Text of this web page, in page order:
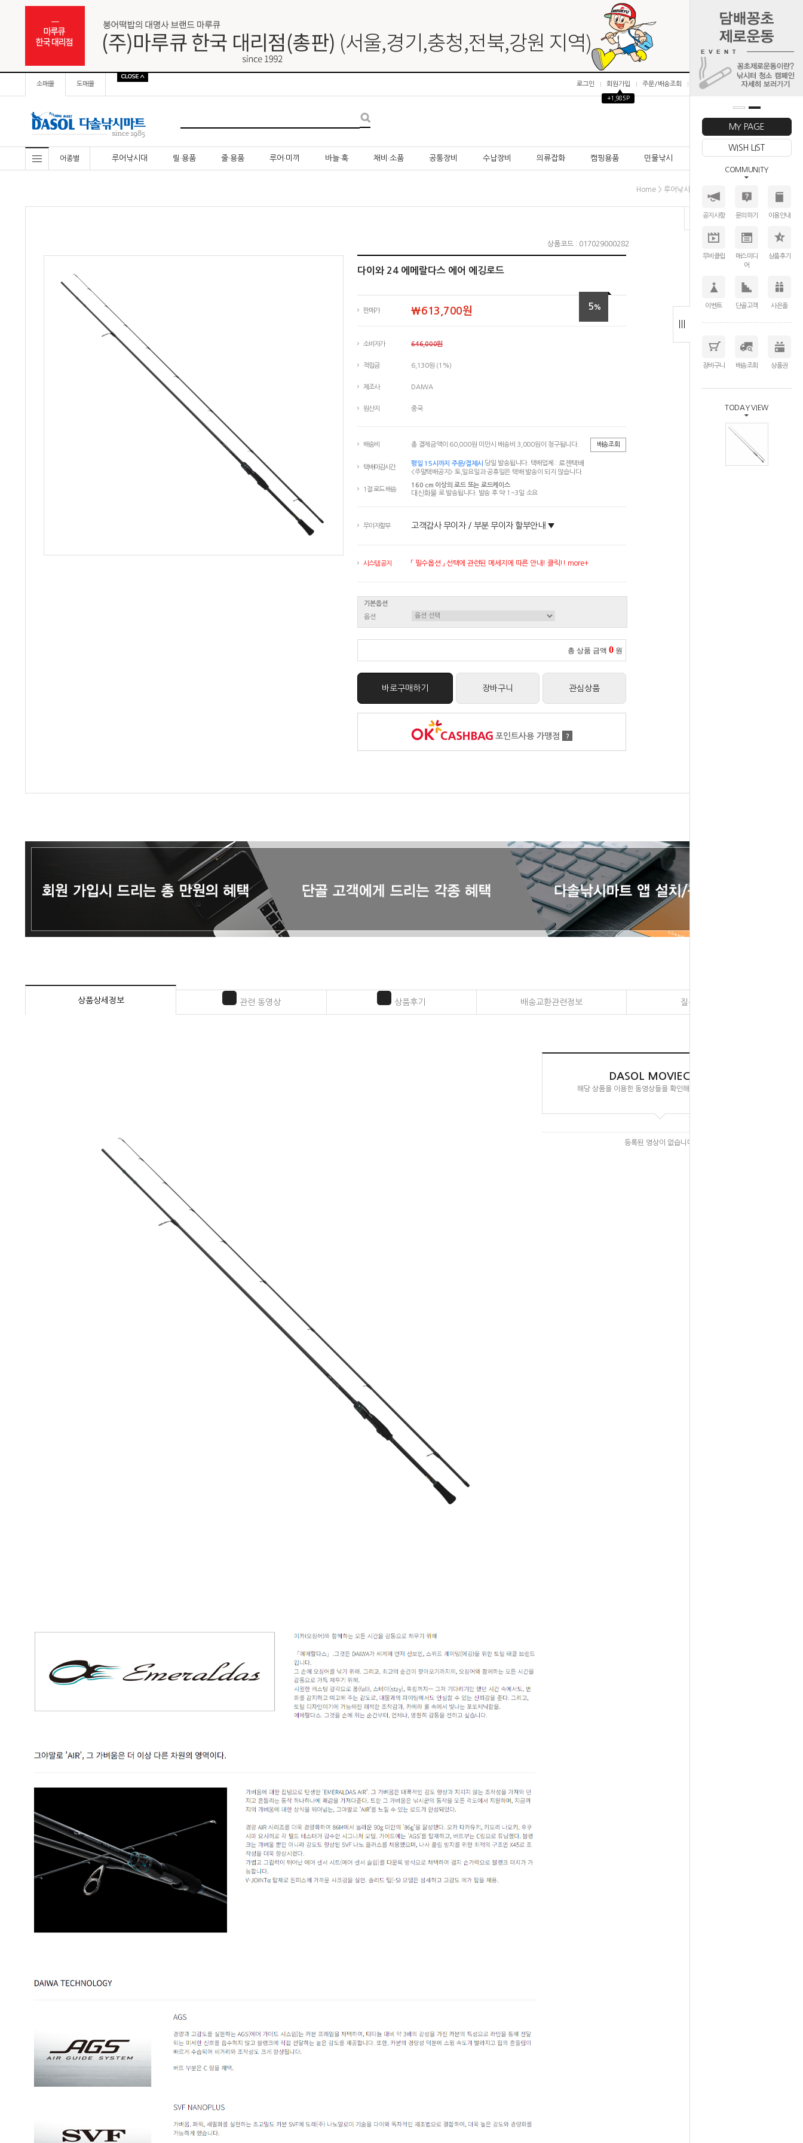
MY PAGE
WISH LIST
COMMUNITY
공지사항 문의하기 이용안내
무비클립
매스미디
어
상품후기
이벤트 단골고객 사은품
장바구니 배송조회 상품권
TODAY VIEW
소매몰 도매몰 로그인 회원가입
▲
+1,985P
주문/배송조회 마이페이지
어종별 루어낚시대 릴·용품 줄·용품 루어·미끼 바늘·훅 채비·소품 공통장비 수납장비 의류잡화 캠핑용품 민물낚시 바다낚시
Home > 루어낚시대
상품코드 : 017029000282
다이와 24 에메랄다스 에어 에깅로드
판매가 ￦613,700원 5%
소비자가 646,000원
적립금 6,130원 (1%)
제조사 DAIWA
원산지 중국
배송비 총 결제금액이 60,000원 미만시 배송비 3,000원이 청구됩니다. 배송조회
택배마감시간
평일 15시까지 주문/결제시 당일 발송됩니다. 택배업체 : 로젠택배
<주말택배공지> 토,일요일과 공휴일은 택배 발송이 되지 않습니다.
1절 로드 배송
160 cm 이상의 로드 또는 로드케이스
대신화물 로 발송됩니다. 발송 후 약 1~3일 소요
무이자할부 고객감사 무이자 / 부분 무이자 할부안내 ▼
시스템 공지 「 필수옵션 」 선택에 관련된 메세지에 따른 안내! 클릭!! more+
기본옵션
옵션
총 상품 금액 0 원
바로구매하기 장바구니 관심상품
포인트사용 가맹점 ?
상품상세정보 관련 동영상 상품후기 배송교환관련정보 질문과 대답
DASOL MOVIECLIPS
해당 상품을 이용한 동영상들을 확인해 보실 수 있습니다.
등록된 영상이 없습니다.